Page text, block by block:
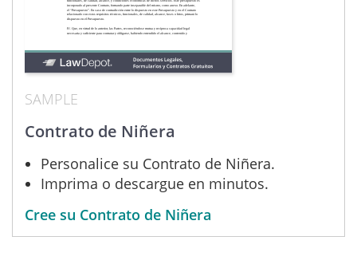
SAMPLE
Contrato de Niñera
Personalice su Contrato de Niñera.
Imprima o descargue en minutos.
Cree su Contrato de Niñera